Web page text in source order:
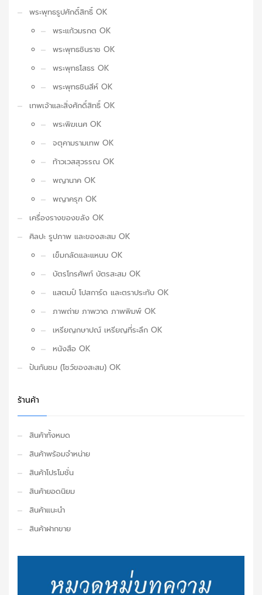
พระพุทธรูปศักดิ์สิทธิ์ OK
พระแก้วมรกต OK
พระพุทธชินราช OK
พระพุทธโสธร OK
พระพุทธชินสีห์ OK
เทพเจ้าและสิ่งศักดิ์สิทธิ์ OK
พระพิฆเนศ OK
จตุคามรามเทพ OK
ท้าวเวสสุวรรณ OK
พญานาค OK
พญาครุฑ OK
เครื่องรางของขลัง OK
ศิลปะ รูปภาพ และของสะสม OK
เข็มกลัดและแหนบ OK
บัตรโทรศัพท์ บัตรสะสม OK
แสตมป์ โปสการ์ด และตราประทับ OK
ภาพถ่าย ภาพวาด ภาพพิมพ์ OK
เหรียญกษาปณ์ เหรียญที่ระลึก OK
หนังสือ OK
ปันกันชม (โชว์ของสะสม) OK
ร้านค้า
สินค้าทั้งหมด
สินค้าพร้อมจำหน่าย
สินค้าโปรโมชั่น
สินค้ายอดนิยม
สินค้าแนะนำ
สินค้าฝากขาย